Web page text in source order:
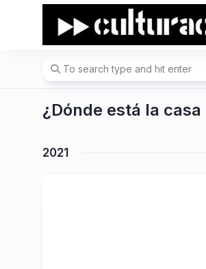
¿Dónde está la
2021